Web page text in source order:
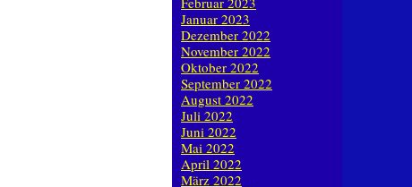
Januar 2023
Dezember 2022
November 2022
Oktober 2022
September 2022
August 2022
Juli 2022
Juni 2022
Mai 2022
April 2022
März 2022